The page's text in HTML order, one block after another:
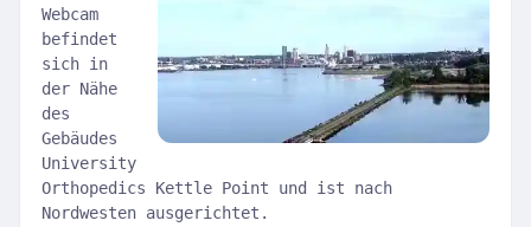
Webcam
befindet
sich in
der Nähe
des
Gebäudes
University
Orthopedics Kettle Point und ist nach
Nordwesten ausgerichtet.